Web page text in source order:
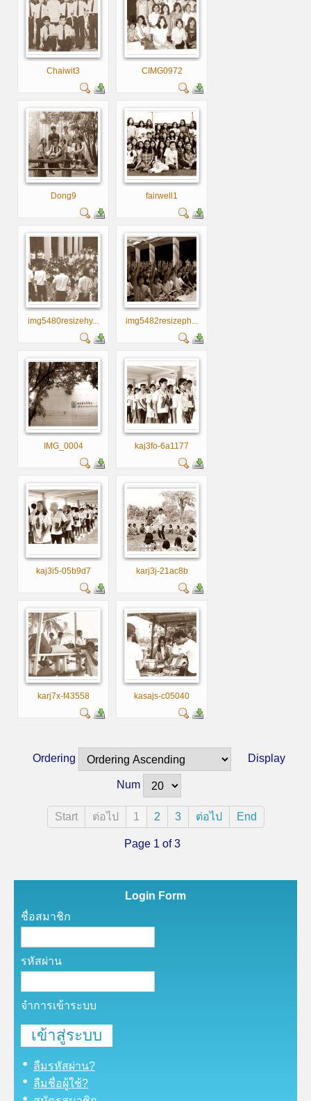
Chaiwit3 CIMG0972
Dong9 fairwell1
img5480resizehy... img5482resizeph...
IMG_0004 kaj3fo-6a1177
kaj3i5-05b9d7 karj3j-21ac8b
karj7x-f43558 kasajs-c05040
Ordering Display
Num
Start ต่อไป 1 2 3 ต่อไป End
Page 1 of 3
Login Form
ชื่อสมาชิก
รหัสผ่าน
จำการเข้าระบบ
ลืมรหัสผ่าน?
ลืมชื่อผู้ใช้?